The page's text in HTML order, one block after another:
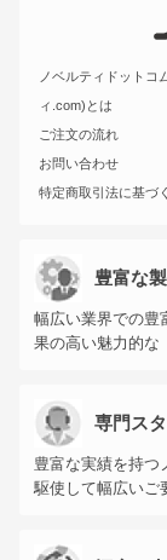
ノベルティドットコ
ィ.com)とは
ご注文の流れ
お問い合わせ
特定商取引法に基づ
豊富な
幅広い業界での豊
果の高い魅力的な
専門ス
豊富な実績を持つ
駆使して幅広いご